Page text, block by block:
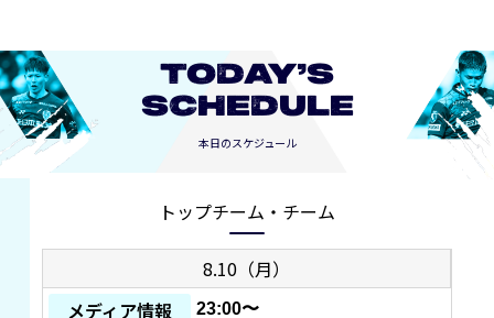
TODAY’S
SCHEDULE
本日のスケジュール
トップチーム・チーム
8.10（月）
メディア情報
23:00〜